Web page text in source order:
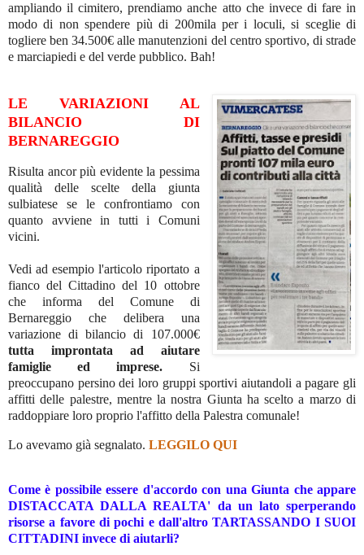
ampliando il cimitero, prendiamo anche atto che invece di fare in
modo di non spendere più di 200mila per i loculi, si sceglie di
togliere ben 34.500€ alle manutenzioni del centro sportivo, di strade
e marciapiedi e del verde pubblico. Bah!
LE VARIAZIONI AL
BILANCIO DI
BERNAREGGIO
Risulta ancor più evidente la pessima
qualità delle scelte della giunta
sulbiatese se le confrontiamo con
quanto avviene in tutti i Comuni
vicini.
Vedi ad esempio l'articolo riportato a
fianco del Cittadino del 10 ottobre
che informa del Comune di
Bernareggio che delibera una
variazione di bilancio di 107.000€
tutta improntata ad aiutare
famiglie ed imprese. Si
preoccupano persino dei loro gruppi sportivi aiutandoli a pagare gli
affitti delle palestre, mentre la nostra Giunta ha scelto a marzo di
raddoppiare loro proprio l'affitto della Palestra comunale!
Lo avevamo già segnalato. LEGGILO QUI
Come è possibile essere d'accordo con una Giunta che appare
DISTACCATA DALLA REALTA' da un lato sperperando
risorse a favore di pochi e dall'altro TARTASSANDO I SUOI
CITTADINI invece di aiutarli?